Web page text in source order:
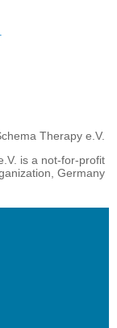
Therapy e.V.
is a not-for-profit
Germany